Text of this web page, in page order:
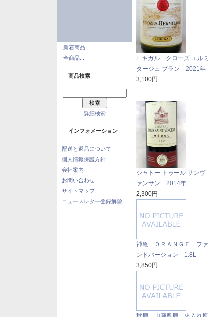
新着商品...
全商品...
商品検索
詳細検索
インフォメーション
配送と返品について
個人情報保護方針
会社案内
お問い合わせ
サイトマップ
ニュースレター登録解除
E ギガル クローズ エルミ
タージュ ブラン 2021年
3,100円
シャトー トゥール サンヴ
ァンサン 2014年
2,300円
神亀 ０ＲＡＮＧＥ ファ
ンドバージョン 1.8L
3,850円